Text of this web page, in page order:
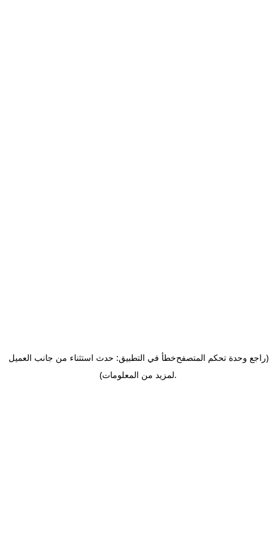
خطأ في التطبيق: حدث استثناء من جانب العميل(راجع وحدة تحكم المتصفح
لمزيد من المعلومات).